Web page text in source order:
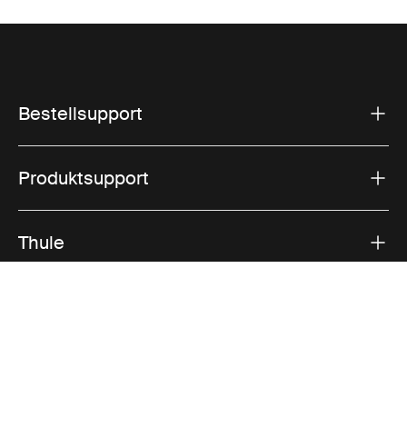
Bestellsupport
Produktsupport
Thule